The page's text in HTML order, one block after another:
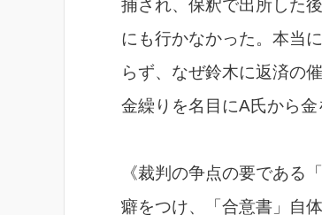
捕され、保釈で出所した
にも行かなかった。本当
らず、なぜ鈴木に返済の
金繰りを名目にA氏から
《裁判の争点の要である
癖をつけ、「合意書」自